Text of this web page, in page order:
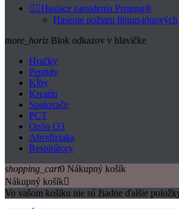
 Hasiace zariadenia Proteng®
Hasenie požiaru lítium-
more_horiz Blok odkazov v hlavičke
Hračky
Peptidy
Kĺby
Kreatín
Spalovače
PCT
Ozón O3
Afrodiziaka
Respirátory
shopping_cart0 Nákupný košík
Nákupný košík
Vo vašom košíku nie sú žiadne ďalšie